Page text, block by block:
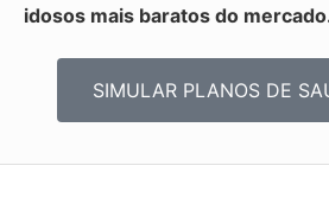
idosos mais baratos do
SIMULAR PLANOS DE